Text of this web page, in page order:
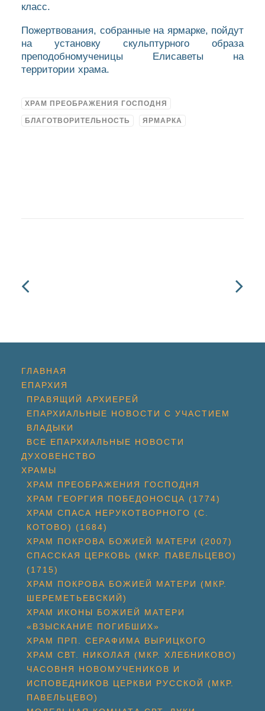
класс.
Пожертвования, собранные на ярмарке, пойдут
на установку скульптурного образа
преподобномученицы Елисаветы на
территории храма.
ХРАМ ПРЕОБРАЖЕНИЯ ГОСПОДНЯ
БЛАГОТВОРИТЕЛЬНОСТЬ ЯРМАРКА
ГЛАВНАЯ
ЕПАРХИЯ
ПРАВЯЩИЙ АРХИЕРЕЙ
ЕПАРХИАЛЬНЫЕ НОВОСТИ С УЧАСТИЕМ
ВЛАДЫКИ
ВСЕ ЕПАРХИАЛЬНЫЕ НОВОСТИ
ДУХОВЕНСТВО
ХРАМЫ
ХРАМ ПРЕОБРАЖЕНИЯ ГОСПОДНЯ
ХРАМ ГЕОРГИЯ ПОБЕДОНОСЦА (1774)
ХРАМ СПАСА НЕРУКОТВОРНОГО (С.
КОТОВО) (1684)
ХРАМ ПОКРОВА БОЖИЕЙ МАТЕРИ (2007)
СПАССКАЯ ЦЕРКОВЬ (МКР. ПАВЕЛЬЦЕВО)
(1715)
ХРАМ ПОКРОВА БОЖИЕЙ МАТЕРИ (МКР.
ШЕРЕМЕТЬЕВСКИЙ)
ХРАМ ИКОНЫ БОЖИЕЙ МАТЕРИ
«ВЗЫСКАНИЕ ПОГИБШИХ»
ХРАМ ПРП. СЕРАФИМА ВЫРИЦКОГО
ХРАМ СВТ. НИКОЛАЯ (МКР. ХЛЕБНИКОВО)
ЧАСОВНЯ НОВОМУЧЕНИКОВ И
ИСПОВЕДНИКОВ ЦЕРКВИ РУССКОЙ (МКР.
ПАВЕЛЬЦЕВО)